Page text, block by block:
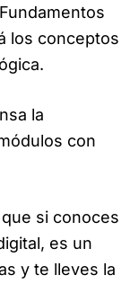
los conceptos
la
con
si conoces
es un
y te lleves la